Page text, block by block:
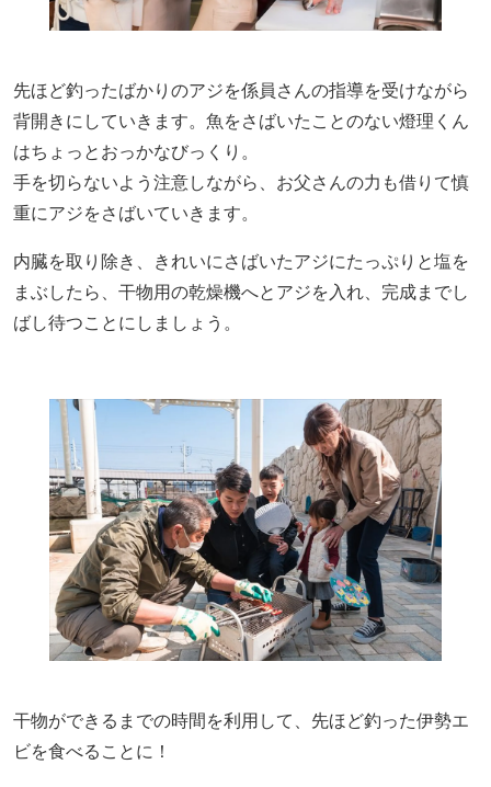
先ほど釣ったばかりのアジを係員さんの指導を受けながら
背開きにしていきます。魚をさばいたことのない燈理くん
はちょっとおっかなびっくり。
手を切らないよう注意しながら、お父さんの力も借りて慎
重にアジをさばいていきます。
内臓を取り除き、きれいにさばいたアジにたっぷりと塩を
まぶしたら、干物用の乾燥機へとアジを入れ、完成までし
ばし待つことにしましょう。
干物ができるまでの時間を利用して、先ほど釣った伊勢エ
ビを食べることに！